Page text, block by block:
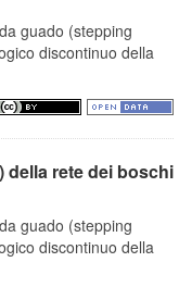
guado (stepping
discontinuo della
della rete dei boschi
guado (stepping
discontinuo della